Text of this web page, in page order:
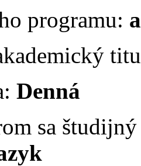
programu:
Denná
sa